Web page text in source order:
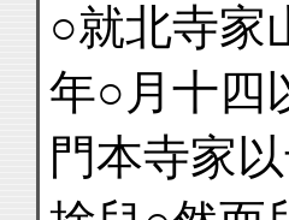
○就北寺家
年○月十四
門本寺家